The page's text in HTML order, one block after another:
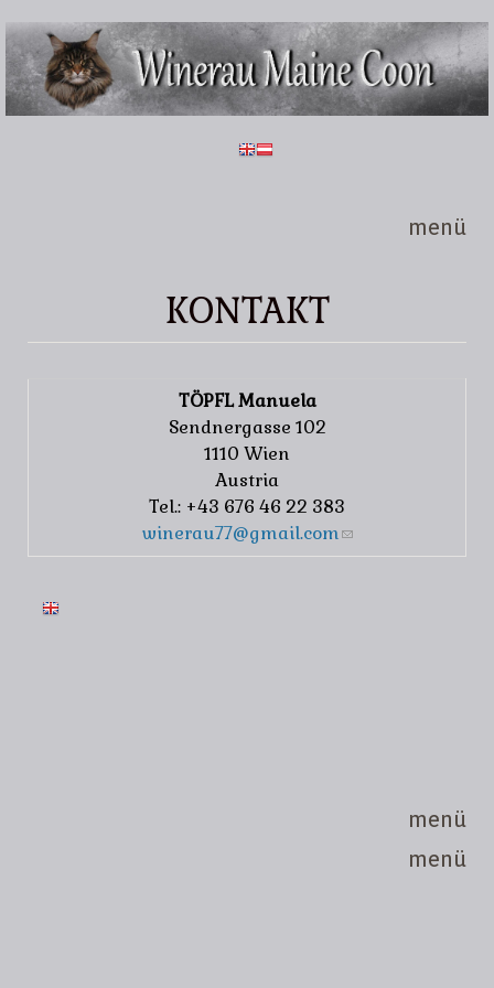
Direkt zum Inhalt
Winerau
Maine
Coon
menü
KONTAKT
TÖPFL Manuela
Sendnergasse 102
1110 Wien
Austria
Tel.: +43 676 46 22 383
winerau77@gmail.com
mail)
menü
menü